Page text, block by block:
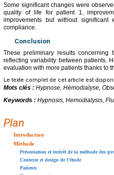
Some significant changes were
quality of life for patient 1,
improvements but without
compliance.
Conclusion
These preliminary results
reflecting variability between patients.
evaluation with more patients thanks to
Le texte complet de cet article est
Mots clés : Hypnose, Hémodialyse,
Keywords : Hypnosis, Hemodialysis,
Plan
Introduction
Méthode
Présentation et intérêt de la méthode des
Contexte et design de l’étude
Patients